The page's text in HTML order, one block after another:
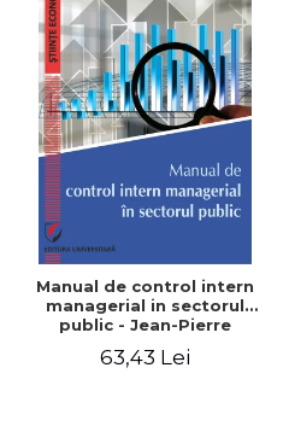
Manual de control intern
managerial in sectorul
public - Jean-Pierre
63,43 Lei